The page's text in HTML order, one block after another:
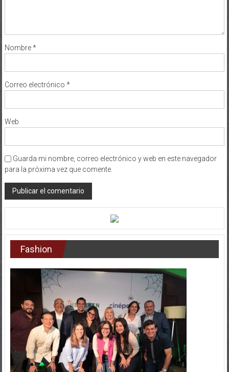
Nombre*
Correo electrónico *
Web
Guarda mi nombre, correo electrónico y web en este navegador
para la próxima vez que comente.
Fashion